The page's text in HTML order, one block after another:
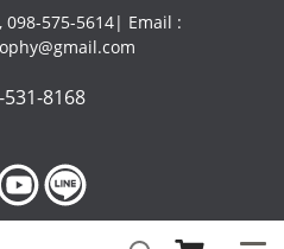
098-575-5614| Email :
531-8168